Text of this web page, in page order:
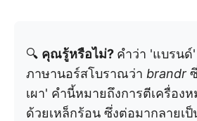
🔍 คุณรู้หรือไม่? คำว่า 'แบรนด์
ภาษานอร์สโบราณว่า brandr
เผา' คำนี้หมายถึงการตีเครื่อง
ด้วยเหล็กร้อน ซึ่งต่อมากลายเ